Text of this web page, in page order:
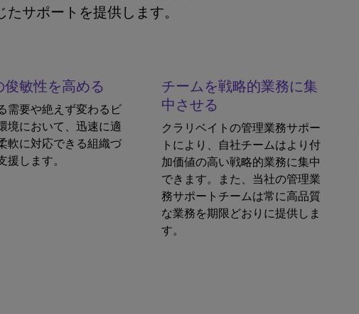
たサポートを提供します。
俊敏性を高める
需要や絶えず変わるビ
境において、迅速に適
軟に対応できる組織づ
援します。
チームを戦略的業務に集
中させる
クラリベイトの管理業務サポー
トにより、自社チームはより付
加価値の高い戦略的業務に集中
できます。また、当社の管理業
務サポートチームは常に高品質
な業務を期限どおりに提供しま
す。